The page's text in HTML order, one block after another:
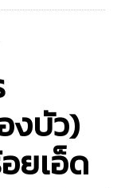
งบัว)
ยเอ็ด